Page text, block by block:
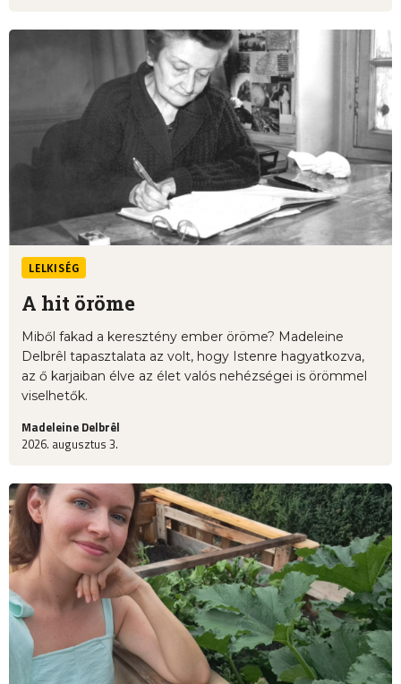
LELKISÉG
A hit öröme
Miből fakad a keresztény ember öröme? Madeleine
Delbrêl tapasztalata az volt, hogy Istenre hagyatkozva,
az ő karjaiban élve az élet valós nehézségei is örömmel
viselhetők.
Madeleine Delbrêl
2026. augusztus 3.